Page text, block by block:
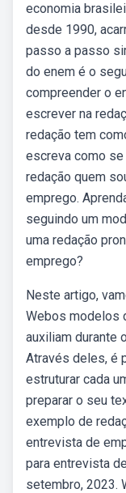
economia
desde 1990,
passo a passo
do enem é o
compreender o
escrever na
redação tem
escreva como se
redação quem
emprego.
seguindo um
uma redação
emprego?
Neste artigo,
Webos modelos
auxiliam durante
Através deles, é
estruturar cada
preparar o seu
exemplo de
entrevista de
para entrevista
setembro, 2023.